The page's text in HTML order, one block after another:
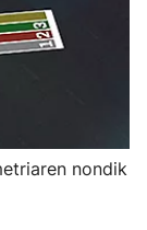
nondik